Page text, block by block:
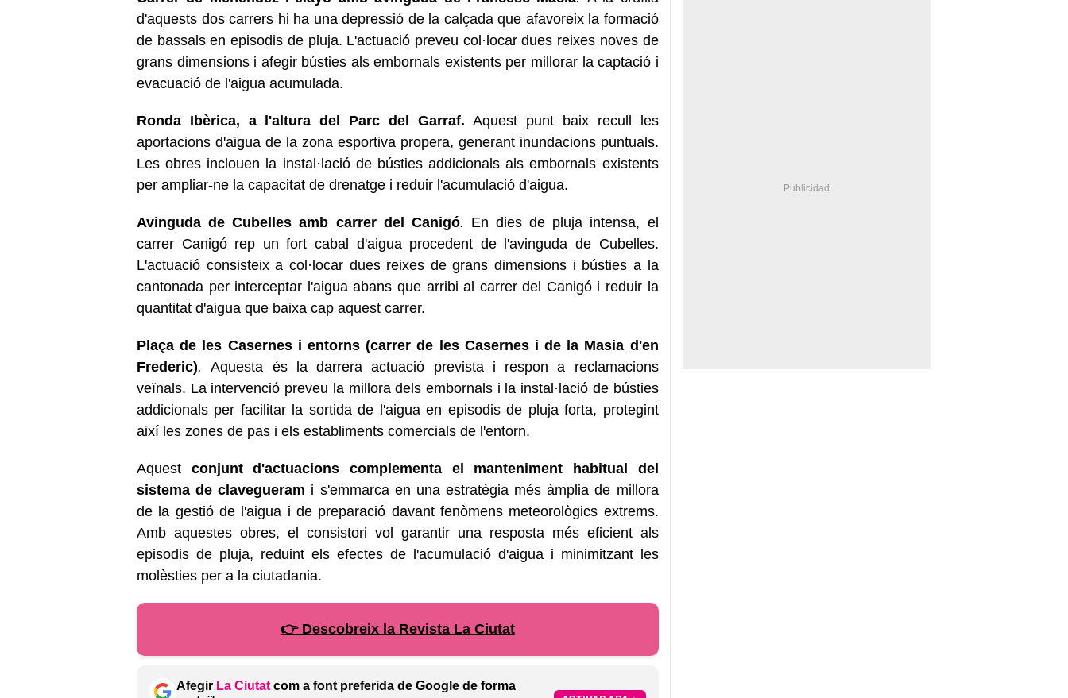
d'aquests dos carrers hi ha una depressió de la calçada que afavoreix la formació
de bassals en episodis de pluja. L'actuació preveu col·locar dues reixes noves de
grans dimensions i afegir bústies als embornals existents per millorar la captació i
evacuació de l'aigua acumulada.
Ronda Ibèrica, a l'altura del Parc del Garraf. Aquest punt baix recull les
aportacions d'aigua de la zona esportiva propera, generant inundacions puntuals.
Les obres inclouen la instal·lació de bústies addicionals als embornals existents
per ampliar-ne la capacitat de drenatge i reduir l'acumulació d'aigua.
Avinguda de Cubelles amb carrer del Canigó. En dies de pluja intensa, el
carrer Canigó rep un fort cabal d'aigua procedent de l'avinguda de Cubelles.
L'actuació consisteix a col·locar dues reixes de grans dimensions i bústies a la
cantonada per interceptar l'aigua abans que arribi al carrer del Canigó i reduir la
quantitat d'aigua que baixa cap aquest carrer.
Plaça de les Casernes i entorns (carrer de les Casernes i de la Masia d'en
Frederic). Aquesta és la darrera actuació prevista i respon a reclamacions
veïnals. La intervenció preveu la millora dels embornals i la instal·lació de bústies
addicionals per facilitar la sortida de l'aigua en episodis de pluja forta, protegint
així les zones de pas i els establiments comercials de l'entorn.
Aquest conjunt d'actuacions complementa el manteniment habitual del
sistema de clavegueram i s'emmarca en una estratègia més àmplia de millora
de la gestió de l'aigua i de preparació davant fenòmens meteorològics extrems.
Amb aquestes obres, el consistori vol garantir una resposta més eficient als
episodis de pluja, reduint els efectes de l'acumulació d'aigua i minimitzant les
molèsties per a la ciutadania.
👉 Descobreix la Revista La Ciutat
Afegir La Ciutatcom a font preferida de Google de forma